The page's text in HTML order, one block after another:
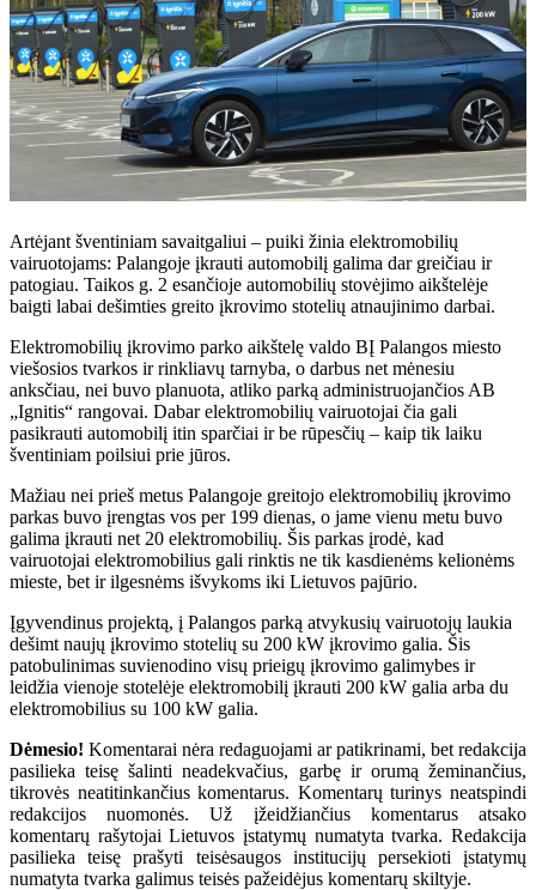
Artėjant šventiniam savaitgaliui – puiki žinia elektromobilių
vairuotojams: Palangoje įkrauti automobilį galima dar greičiau ir
patogiau. Taikos g. 2 esančioje automobilių stovėjimo aikštelėje
baigti labai dešimties greito įkrovimo stotelių atnaujinimo darbai.
Elektromobilių įkrovimo parko aikštelę valdo BĮ Palangos miesto
viešosios tvarkos ir rinkliavų tarnyba, o darbus net mėnesiu
anksčiau, nei buvo planuota, atliko parką administruojančios AB
„Ignitis“ rangovai. Dabar elektromobilių vairuotojai čia gali
pasikrauti automobilį itin sparčiai ir be rūpesčių – kaip tik laiku
šventiniam poilsiui prie jūros.
Mažiau nei prieš metus Palangoje greitojo elektromobilių įkrovimo
parkas buvo įrengtas vos per 199 dienas, o jame vienu metu buvo
galima įkrauti net 20 elektromobilių. Šis parkas įrodė, kad
vairuotojai elektromobilius gali rinktis ne tik kasdienėms kelionėms
mieste, bet ir ilgesnėms išvykoms iki Lietuvos pajūrio.
Įgyvendinus projektą, į Palangos parką atvykusių vairuotojų laukia
dešimt naujų įkrovimo stotelių su 200 kW įkrovimo galia. Šis
patobulinimas suvienodino visų prieigų įkrovimo galimybes ir
leidžia vienoje stotelėje elektromobilį įkrauti 200 kW galia arba du
elektromobilius su 100 kW galia.
Dėmesio! Komentarai nėra redaguojami ar patikrinami, bet redakcija
pasilieka teisę šalinti neadekvačius, garbę ir orumą žeminančius,
tikrovės neatitinkančius komentarus. Komentarų turinys neatspindi
redakcijos nuomonės. Už įžeidžiančius komentarus atsako
komentarų rašytojai Lietuvos įstatymų numatyta tvarka. Redakcija
pasilieka teisę prašyti teisėsaugos institucijų persekioti įstatymų
numatyta tvarka galimus teisės pažeidėjus komentarų skiltyje.